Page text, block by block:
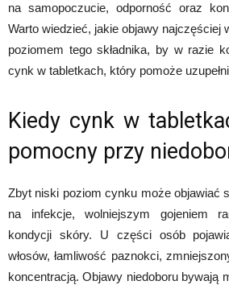
na samopoczucie, odporność oraz
Warto wiedzieć, jakie objawy najczęściej
poziomem tego składnika, by w razie
cynk w tabletkach, który pomoże
Kiedy cynk w
pomocny przy
Zbyt niski poziom cynku może objawiać
na infekcje, wolniejszym gojeniem
kondycji skóry. U części osób
włosów, łamliwość paznokci,
koncentracją. Objawy niedoboru bywają